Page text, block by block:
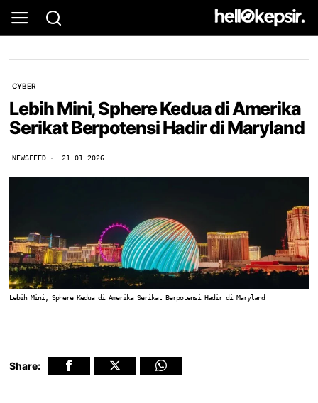
CYBER
Lebih Mini, Sphere Kedua di Amerika
Serikat Berpotensi Hadir di Maryland
NEWSFEED 21.01.2026
Lebih Mini, Sphere Kedua di Amerika Serikat Berpotensi Hadir di Maryland
Share: